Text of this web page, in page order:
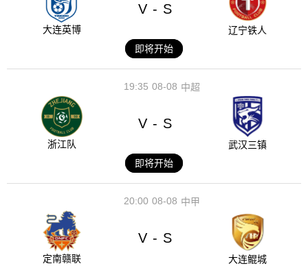
大连英博
V - S
辽宁铁人
即将开始
08-08
19:35 中超
浙江队
V - S
武汉三镇
即将开始
08-08
20:00 中甲
定南赣联
V - S
大连鲲城